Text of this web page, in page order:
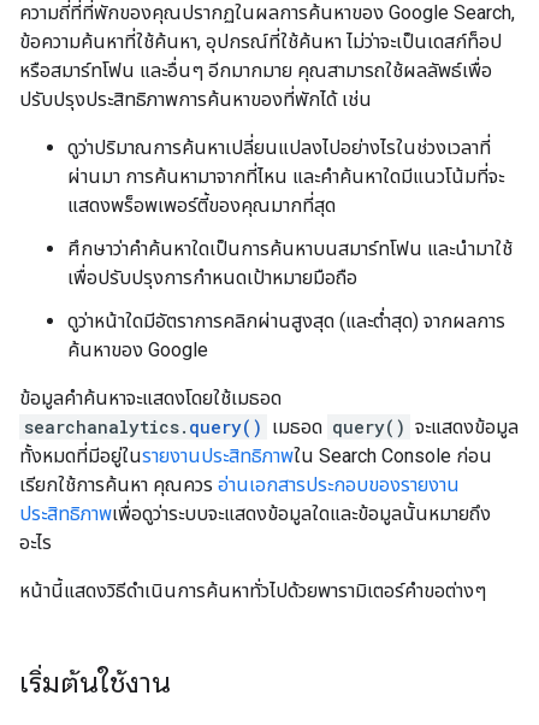
ความถี่ที่ที่พักของคุณปรากฏในผลการค้นหาของ Google Search,
ข้อความค้นหาที่ใช้ค้นหา, อุปกรณ์ที่ใช้ค้นหา ไม่ว่าจะเป็นเดสก์ท็อป
หรือสมาร์ทโฟน และอื่นๆ อีกมากมาย คุณสามารถใช้ผลลัพธ์เพื่อ
ปรับปรุงประสิทธิภาพการค้นหาของที่พักได้ เช่น
ดูว่าปริมาณการค้นหาเปลี่ยนแปลงไปอย่างไรในช่วงเวลาที่
ผ่านมา การค้นหามาจากที่ไหน และคำค้นหาใดมีแนวโน้มที่จะ
แสดงพร็อพเพอร์ตี้ของคุณมากที่สุด
ศึกษาว่าคำค้นหาใดเป็นการค้นหาบนสมาร์ทโฟน และนำมาใช้
เพื่อปรับปรุงการกำหนดเป้าหมายมือถือ
ดูว่าหน้าใดมีอัตราการคลิกผ่านสูงสุด (และต่ำสุด) จากผลการ
ค้นหาของ Google
ข้อมูลคําค้นหาจะแสดงโดยใช้เมธอด
searchanalytics. query() เมธอด query() จะแสดงข้อมูล
ทั้งหมดที่มีอยู่ในรายงานประสิทธิภาพใน Search Console ก่อน
เรียกใช้การค้นหา คุณควร อ่านเอกสารประกอบของรายงาน
ประสิทธิภาพเพื่อดูว่าระบบจะแสดงข้อมูลใดและข้อมูลนั้นหมายถึง
อะไร
หน้านี้แสดงวิธีดำเนินการค้นหาทั่วไปด้วยพารามิเตอร์คำขอต่างๆ
เริ่มต้นใช้งาน